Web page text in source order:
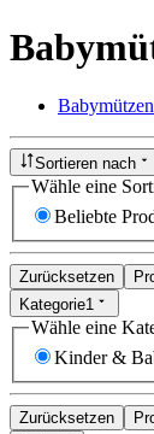
Sortieren nach
Wähle eine
Beliebte
Zurücksetzen
Kategorie1
Wähle eine
Kinder &
Zurücksetzen